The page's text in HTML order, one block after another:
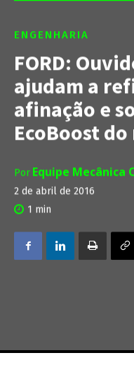
ENGENHARIA
FORD:
ajudam a
afinação e
EcoBoost do
Por Equipe Mecânica
2 de abril de 2016
1 min